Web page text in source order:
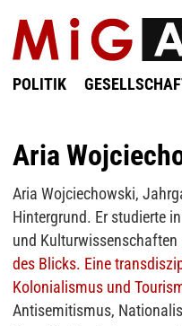
POLITIK
Aria
Aria Wojciechowski,
Hintergrund. Er studierte
und
des Blicks. Eine
Kolonialismus und
Antisemitismus,